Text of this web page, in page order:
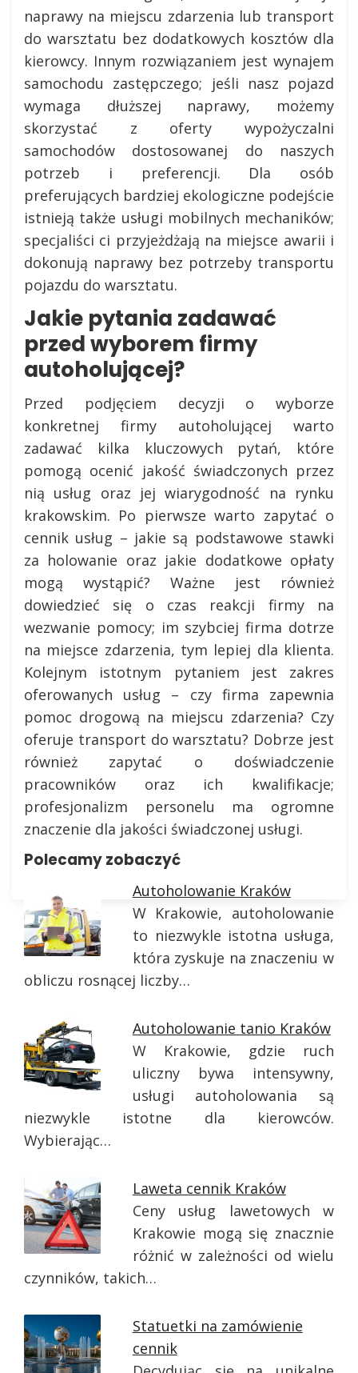
naprawy na miejscu zdarzenia lub transport
do warsztatu bez dodatkowych kosztów dla
kierowcy. Innym rozwiązaniem jest wynajem
samochodu zastępczego; jeśli nasz pojazd
wymaga dłuższej naprawy, możemy
skorzystać z oferty wypożyczalni
samochodów dostosowanej do naszych
potrzeb i preferencji. Dla osób
preferujących bardziej ekologiczne podejście
istnieją także usługi mobilnych mechaników;
specjaliści ci przyjeżdżają na miejsce awarii i
dokonują naprawy bez potrzeby transportu
pojazdu do warsztatu.
Jakie pytania zadawać
przed wyborem firmy
autoholującej?
Przed podjęciem decyzji o wyborze
konkretnej firmy autoholującej warto
zadawać kilka kluczowych pytań, które
pomogą ocenić jakość świadczonych przez
nią usług oraz jej wiarygodność na rynku
krakowskim. Po pierwsze warto zapytać o
cennik usług – jakie są podstawowe stawki
za holowanie oraz jakie dodatkowe opłaty
mogą wystąpić? Ważne jest również
dowiedzieć się o czas reakcji firmy na
wezwanie pomocy; im szybciej firma dotrze
na miejsce zdarzenia, tym lepiej dla klienta.
Kolejnym istotnym pytaniem jest zakres
oferowanych usług – czy firma zapewnia
pomoc drogową na miejscu zdarzenia? Czy
oferuje transport do warsztatu? Dobrze jest
również zapytać o doświadczenie
pracowników oraz ich kwalifikacje;
profesjonalizm personelu ma ogromne
znaczenie dla jakości świadczonej usługi.
Polecamy zobaczyć
Autoholowanie Kraków
W Krakowie, autoholowanie
to niezwykle istotna usługa,
która zyskuje na znaczeniu w
obliczu rosnącej liczby…
Autoholowanie tanio Kraków
W Krakowie, gdzie ruch
uliczny bywa intensywny,
usługi autoholowania są
niezwykle istotne dla kierowców.
Wybierając…
Laweta cennik Kraków
Ceny usług lawetowych w
Krakowie mogą się znacznie
różnić w zależności od wielu
czynników, takich…
Statuetki na zamówienie
cennik